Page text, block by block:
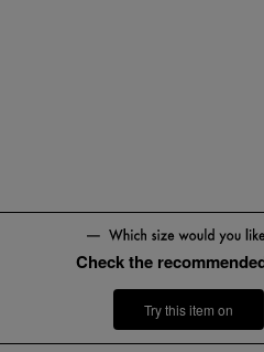
Check the
Try this item on